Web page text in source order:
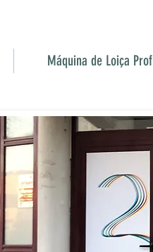
Máquina de Loiça